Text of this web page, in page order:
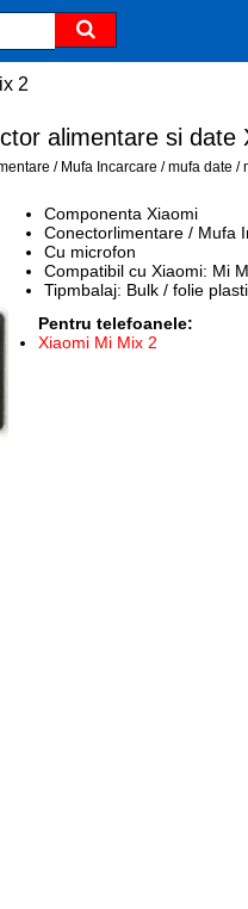
2
alimentare si date
/ Mufa Incarcare / mufa date /
Componenta Xiaomi
Conectorlimentare / Mufa
Cu microfon
Compatibil cu Xiaomi: Mi
Tipmbalaj: Bulk / folie
Pentru telefoanele:
Xiaomi Mi Mix 2